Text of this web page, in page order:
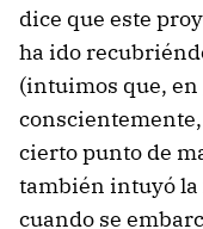
dice que este
ha ido
(intuimos que,
cierto punto de
también intuyó
cuando se